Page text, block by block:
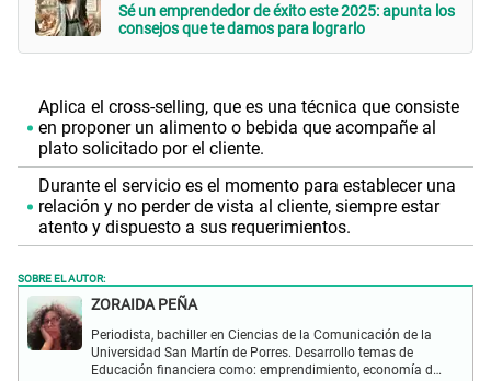
Sé un emprendedor de éxito este 2025: apunta los
consejos que te damos para lograrlo
Aplica el cross-selling, que es una técnica que consiste
en proponer un alimento o bebida que acompañe al
plato solicitado por el cliente.
Durante el servicio es el momento para establecer una
relación y no perder de vista al cliente, siempre estar
atento y dispuesto a sus requerimientos.
SOBRE EL AUTOR:
ZORAIDA PEÑA
Periodista, bachiller en Ciencias de la Comunicación de la
Universidad San Martín de Porres. Desarrollo temas de
Educación financiera como: emprendimiento, economía del